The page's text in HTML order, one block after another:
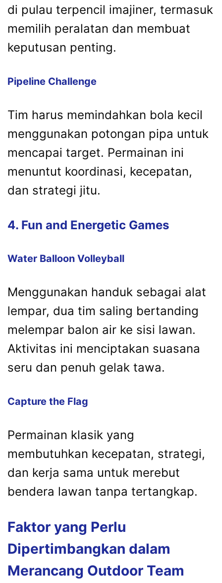
di pulau terpencil imajiner, termasuk
memilih peralatan dan membuat
keputusan penting.
Pipeline Challenge
Tim harus memindahkan bola kecil
menggunakan potongan pipa untuk
mencapai target. Permainan ini
menuntut koordinasi, kecepatan,
dan strategi jitu.
4. Fun and Energetic Games
Water Balloon Volleyball
Menggunakan handuk sebagai alat
lempar, dua tim saling bertanding
melempar balon air ke sisi lawan.
Aktivitas ini menciptakan suasana
seru dan penuh gelak tawa.
Capture the Flag
Permainan klasik yang
membutuhkan kecepatan, strategi,
dan kerja sama untuk merebut
bendera lawan tanpa tertangkap.
Faktor yang Perlu
Dipertimbangkan dalam
Merancang Outdoor Team